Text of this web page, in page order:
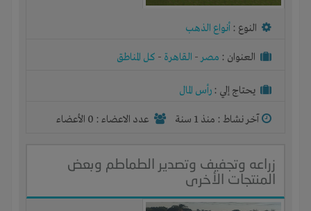
النوع : أنواع الذهب
العنوان : مصر- القاهرة - كل المناطق
يحتاج إلي : رأس المال
آخر نشاط : منذ 1 سنة عدد الاعضاء : 0 الأعضاء
زراعه وتجفيف وتصدير الطماطم وبعض
المنتجات الأخرى